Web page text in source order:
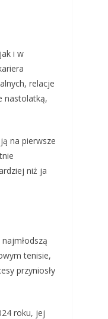
i w
relacje
nastolatką,
na pierwsze
niż ja
tenisie,
przyniosły
roku, jej